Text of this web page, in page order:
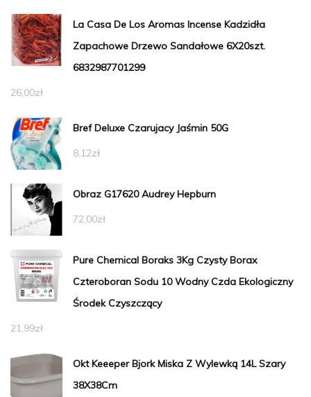
La Casa De Los Aromas Incense Kadzidła
Zapachowe Drzewo Sandałowe 6X20szt.
6832987701299
26,00zł
Bref Deluxe Czarujacy Jaśmin 50G
8,12zł
Obraz G17620 Audrey Hepburn
72,00zł
Pure Chemical Boraks 3Kg Czysty Borax
Czteroboran Sodu 10 Wodny Czda Ekologiczny
Środek Czyszczący
21,99zł
Okt Keeeper Bjork Miska Z Wylewką 14L Szary
38X38Cm